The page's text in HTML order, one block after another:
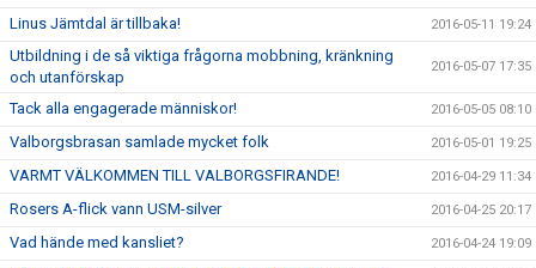
Linus Jämtdal är tillbaka! 2016-05-11 19:24
Utbildning i de så viktiga frågorna mobbning, kränkning
och utanförskap
2016-05-07 17:35
Tack alla engagerade människor! 2016-05-05 08:10
Valborgsbrasan samlade mycket folk 2016-05-01 19:25
VARMT VÄLKOMMEN TILL VALBORGSFIRANDE! 2016-04-29 11:34
Rosers A-flick vann USM-silver 2016-04-25 20:17
Vad hände med kansliet? 2016-04-24 19:09